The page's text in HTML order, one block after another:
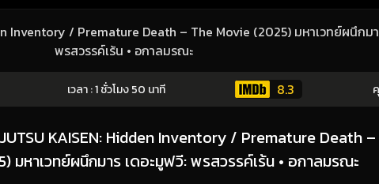
Inventory / Premature Death – The Movie (2025) มหาเวทย์ผนึกม
พรสวรรค์เร้น • อกาลมรณะ
เวลา : 1 ชั่วโมง 50 นาที 8.3
KAISEN: Hidden Inventory / Premature Death
มหาเวทย์ผนึกมาร เดอะมูฟวี: พรสวรรค์เร้น • อกาลมรณะ